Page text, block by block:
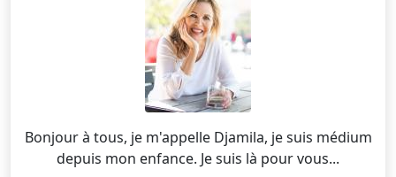
Bonjour à tous, je m'appelle Djamila, je suis médium
depuis mon enfance. Je suis là pour vous...